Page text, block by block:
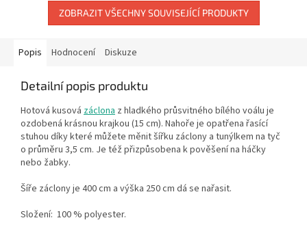
ZOBRAZIT VŠECHNY SOUVISEJÍCÍ PRODUKTY
Popis Hodnocení Diskuze
Detailní popis produktu
Hotová kusová záclona z hladkého průsvitného bílého voálu je
ozdobená krásnou krajkou (15 cm). Nahoře je opatřena řasící
stuhou díky které můžete měnit šířku záclony a tunýlkem na tyč
o průměru 3,5 cm. Je též přizpůsobena k pověšení na háčky
nebo žabky.
Šíře záclony je 400 cm a výška 250 cm dá se nařasit.
Složení: 100 % polyester.